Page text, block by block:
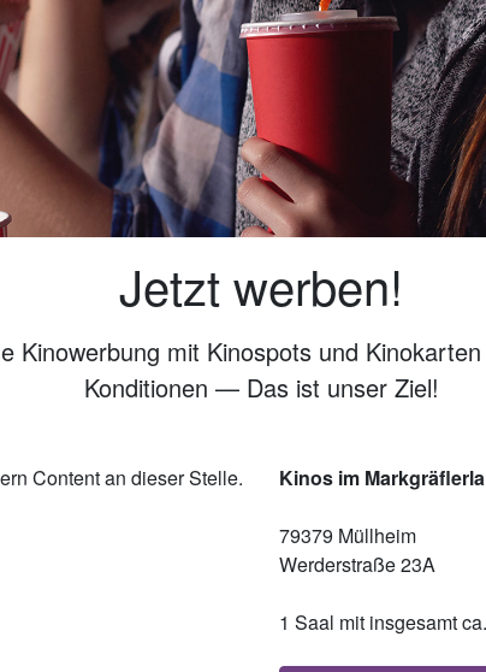
Jetzt werben!
Kinowerbung mit Kinospots und
Konditionen — Das ist unser Ziel!
Content an dieser Stelle. Kinos im
79379 Müllheim
Werderstraße 23A
1 Saal mit insgesamt